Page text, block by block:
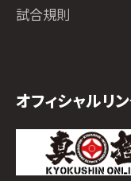
試合規則
オフィシャルリ